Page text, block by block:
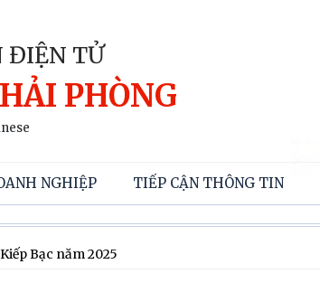
ĐIỆN TỬ
PHÒNG
NGHIỆP TIẾP CẬN THÔNG TIN
Bạc năm 2025